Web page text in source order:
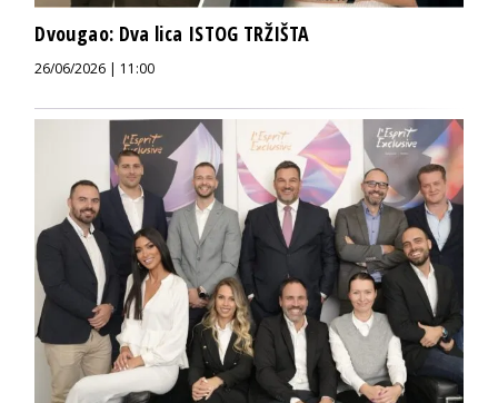
Dvougao: Dva lica ISTOG TRŽIŠTA
26/06/2026 | 11:00